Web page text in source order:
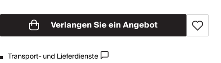
Verlangen Sie ein Angebot
Transport- und Lieferdienste